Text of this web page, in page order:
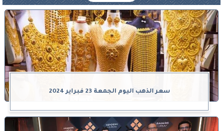
سعر الذهب اليوم الجمعة 23 فبراير 2024